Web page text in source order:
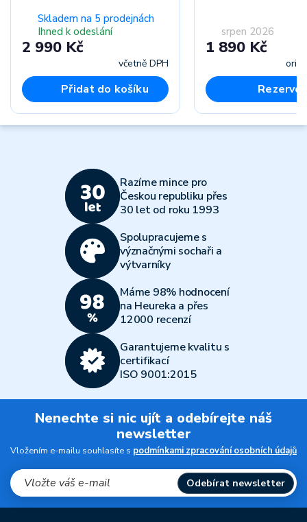
Skladem na 5 prodejnách
Ihned k odeslání
2 990 Kč
včetně DPH
Přidat do košíku
srpen 2026
1 890 Kč
Razíme mince pro
Českou republiku přes
30 let od roku 1993
Spolupracujeme s
význačnými sochaři a
výtvarníky
Máme 98% hodnocení
na Heureka a přes
12000 recenzí
Garantujeme kvalitu s
certifikací
ISO 9001:2015
Nenechte si nic ujít a odebírejte náš
newsletter
Vložením e-mailu souhlasíte s podmínkami zpracování osobních údajů
Odebírat newsletter